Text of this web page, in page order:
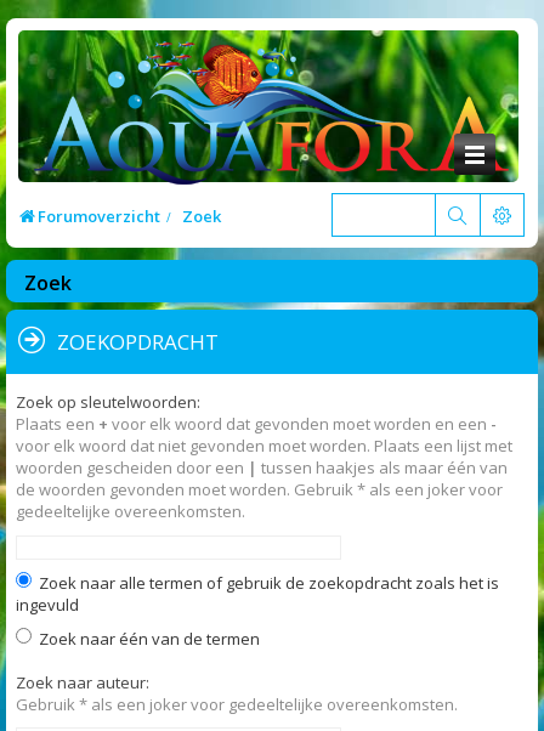
Forumoverzicht Zoek
Zoek
ZOEKOPDRACHT
Zoek op sleutelwoorden:
Plaats een + voor elk woord dat gevonden moet worden en een -
voor elk woord dat niet gevonden moet worden. Plaats een lijst met
woorden gescheiden door een | tussen haakjes als maar één van
de woorden gevonden moet worden. Gebruik * als een joker voor
gedeeltelijke overeenkomsten.
Zoek naar alle termen of gebruik de zoekopdracht zoals het is
ingevuld
Zoek naar één van de termen
Zoek naar auteur:
Gebruik * als een joker voor gedeeltelijke overeenkomsten.